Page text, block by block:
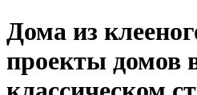
Дома из
проекты домов